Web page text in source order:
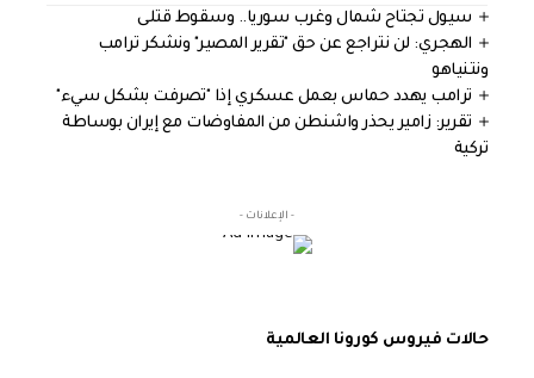
سيول تجتاح شمال وغرب سوريا.. وسقوط قتلى
الهجري: لن نتراجع عن حق "تقرير المصير" ونشكر ترامب
ونتنياهو
ترامب يهدد حماس بعمل عسكري إذا "تصرفت بشكل سيء"
تقرير: زامير يحذر واشنطن من المفاوضات مع إيران بوساطة
تركية
- الإعلانات -
حالات فيروس كورونا العالمية